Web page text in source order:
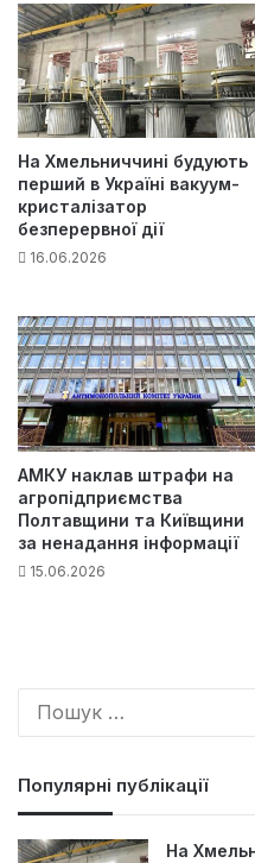
На Хмельниччині будують
перший в Україні вакуум-
кристалізатор
безперервної дії
16.06.2026
АМКУ наклав штрафи на
агропідприємства
Полтавщини та Київщини
за ненадання інформації
15.06.2026
Популярні публікації
На